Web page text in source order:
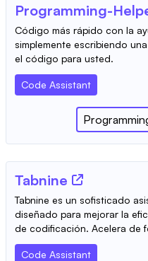
Programming-
Código más rápido con la
simplemente escribiendo
el código para usted.
Code Assistant
Tabnine
Tabnine es un sofisticado
diseñado para mejorar la
de codificación. Acelera de
Code Assistant